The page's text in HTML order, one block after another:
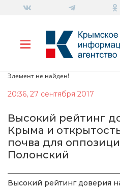
Элемент не найден!
20:36, 27 сентября 2017
Высокий рейтинг
Крыма и
почва для
Полонский
Высокий рейтинг доверия